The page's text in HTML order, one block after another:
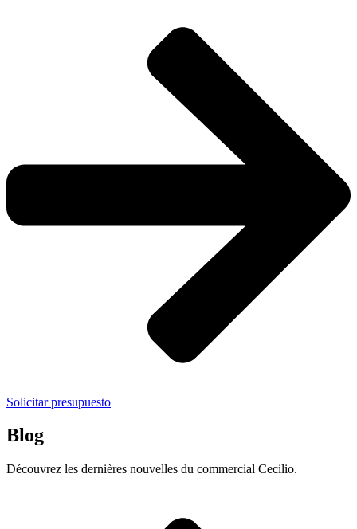
Solicitar presupuesto
Blog
Découvrez les dernières nouvelles du commercial Cecilio.